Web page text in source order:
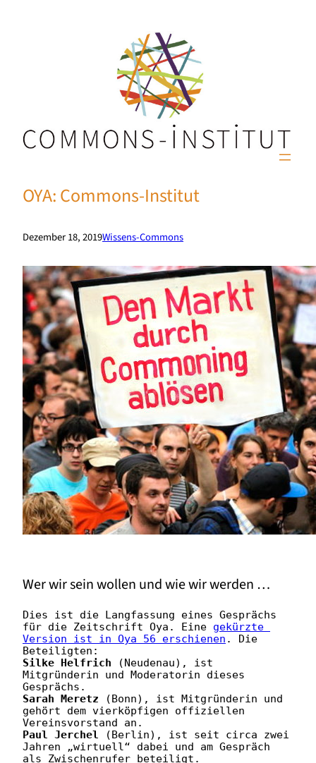
OYA: Commons-Institut
Dezember 18, 2019Wissens-Commons
Wer wir sein wollen und wie wir werden …
Dies ist die Langfassung eines Gesprächs
für die Zeitschrift Oya. Eine gekürzte
Version ist in Oya 56 erschienen . Die
Silke Helfrich (Neudenau), ist
Mitgründerin und Moderatorin dieses
Sarah Meretz (Bonn), ist Mitgründerin und
gehört dem vierköpfigen offiziellen
Paul Jerchel
(Berlin), ist seit circa zwei
Jahren „wirtuell“ dabei und am Gespräch